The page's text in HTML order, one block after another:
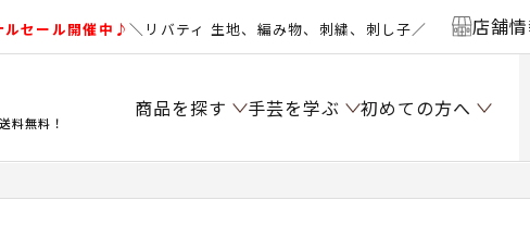
ルセール開催中♪＼リバティ 生地、編み物、刺繍、刺し子／ 店舗
料無料！
商品を探す 手芸を学ぶ 初めての方へ